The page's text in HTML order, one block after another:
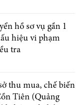
hồ sơ vụ gần 1
hiệu vi phạm
tra
thu mua, chế biến
Tiên (Quảng